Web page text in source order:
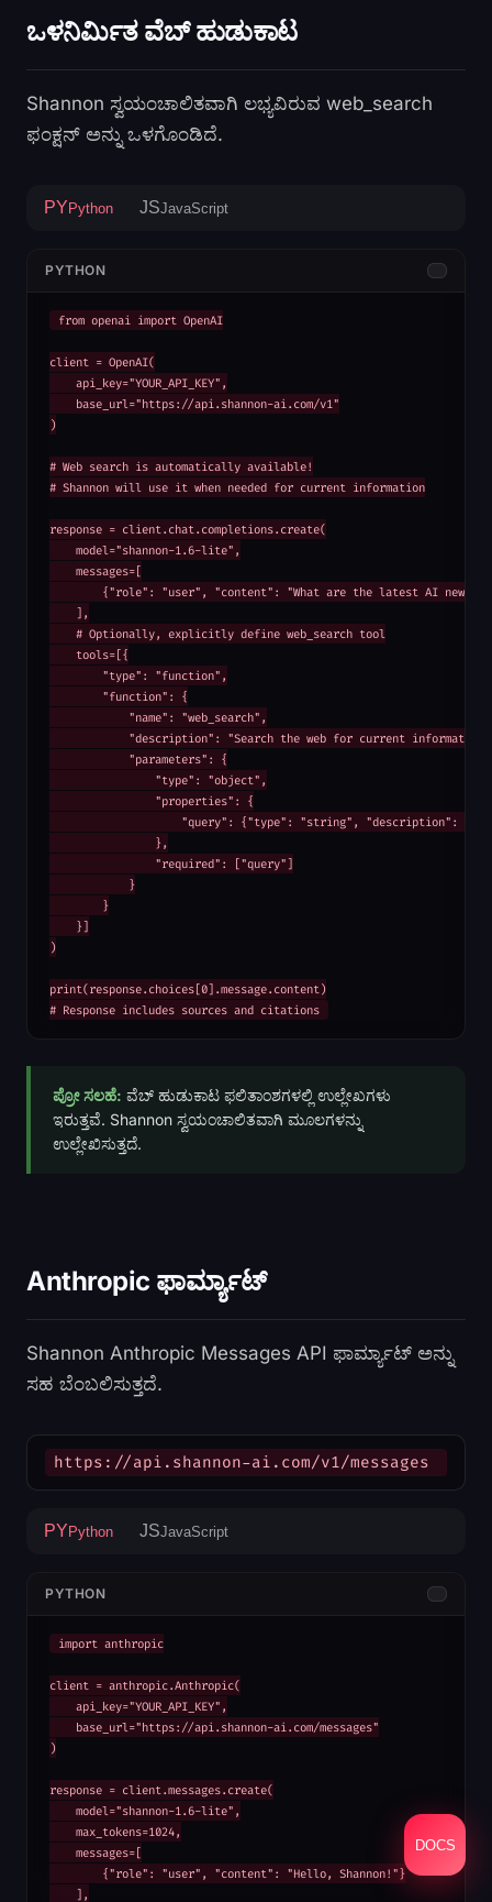
DOCS
ಒಳನಿರ್ಮಿತ ವೆಬ್ ಹುಡುಕಾಟ
Shannon ಸ್ವಯಂಚಾಲಿತವಾಗಿ ಲಭ್ಯವಿರುವ web_search
ಫಂಕ್ಷನ್ ಅನ್ನು ಒಳಗೊಂಡಿದೆ.
PYPython JSJavaScript
PYTHON
from openai import OpenAI
client = OpenAI(
    api_key="YOUR_API_KEY",
    base_url="https://api.shannon-ai.com/v1"
)
# Web search is automatically available!
# Shannon will use it when needed for current information
response = client.chat.completions.create(
    model="shannon-1.6-lite",
    messages=[
{"role": "user", "content": "What are the latest AI news
    ],
    # Optionally, explicitly define web_search tool
    tools=[{
        "type": "function",
        "function": {
            "name": "web_search",
"description": "Search the web for current
            "parameters": {
                "type": "object",
                "properties": {
"query": {"type": "string", "description":
                },
                "required": ["query"]
            }
        }
    }]
)
print(response.choices[0].message.content)
# Response includes sources and citations
ಪ್ರೋ ಸಲಹೆ: ವೆಬ್ ಹುಡುಕಾಟ ಫಲಿತಾಂಶಗಳಲ್ಲಿ ಉಲ್ಲೇಖಗಳು
ಇರುತ್ತವೆ. Shannon ಸ್ವಯಂಚಾಲಿತವಾಗಿ ಮೂಲಗಳನ್ನು
ಉಲ್ಲೇಖಿಸುತ್ತದೆ.
Anthropic ಫಾರ್ಮ್ಯಾಟ್
Shannon Anthropic Messages API ಫಾರ್ಮ್ಯಾಟ್ ಅನ್ನು
ಸಹ ಬೆಂಬಲಿಸುತ್ತದೆ.
https://api.shannon-ai.com/v1/messages
PYPython JSJavaScript
PYTHON
import anthropic
client = anthropic.Anthropic(
    api_key="YOUR_API_KEY",
    base_url="https://api.shannon-ai.com/messages"
)
response = client.messages.create(
    model="shannon-1.6-lite",
    max_tokens=1024,
    messages=[
        {"role": "user", "content": "Hello, Shannon!"}
    ],